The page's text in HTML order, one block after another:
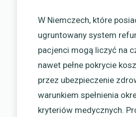
W Niemczech, które
ugruntowany system
pacjenci mogą liczyć na
nawet pełne pokrycie
przez ubezpieczenie
warunkiem spełnienia
kryteriów medycznych.